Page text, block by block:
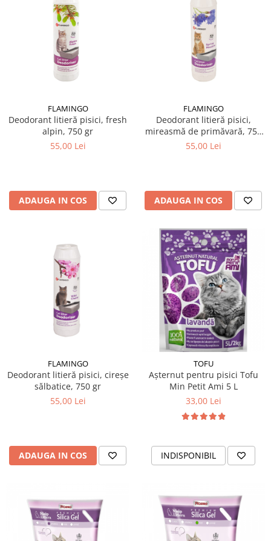
FLAMINGO
Deodorant litieră pisici, fresh
alpin, 750 gr
55,00 Lei
ADAUGA IN COS
FLAMINGO
Deodorant litieră pisici,
mireasmă de primăvară, 750
gr
55,00 Lei
ADAUGA IN COS
FLAMINGO
Deodorant litieră pisici, cireșe
sălbatice, 750 gr
55,00 Lei
ADAUGA IN COS
TOFU
Așternut pentru pisici Tofu
Min Petit Ami 5 L
33,00 Lei
INDISPONIBIL